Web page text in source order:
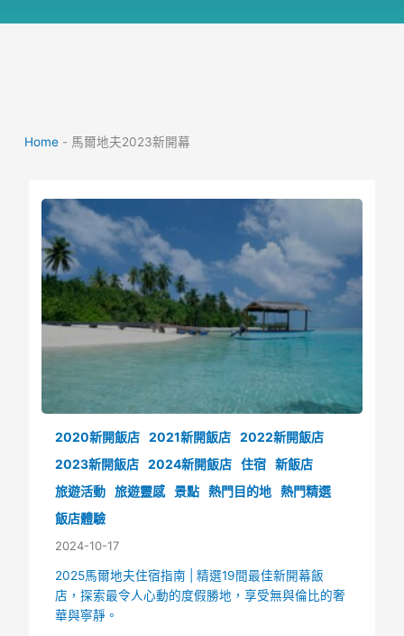
Home - 馬爾地夫2023新開幕
2020新開飯店 2021新開飯店 2022新開飯店
2023新開飯店 2024新開飯店 住宿 新飯店
旅遊活動 旅遊靈感 景點 熱門目的地 熱門精選
飯店體驗
2024-10-17
2025馬爾地夫住宿指南 | 精選19間最佳新開幕飯
店，探索最令人心動的度假勝地，享受無與倫比的奢
華與寧靜。